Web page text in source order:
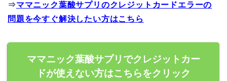
⇒ママニック葉酸サプリのクレジットカードエラーの
問題を今すぐ解決したい方はこちら
ママニック葉酸サプリでクレジットカー
ドが使えない方はこちらをクリック